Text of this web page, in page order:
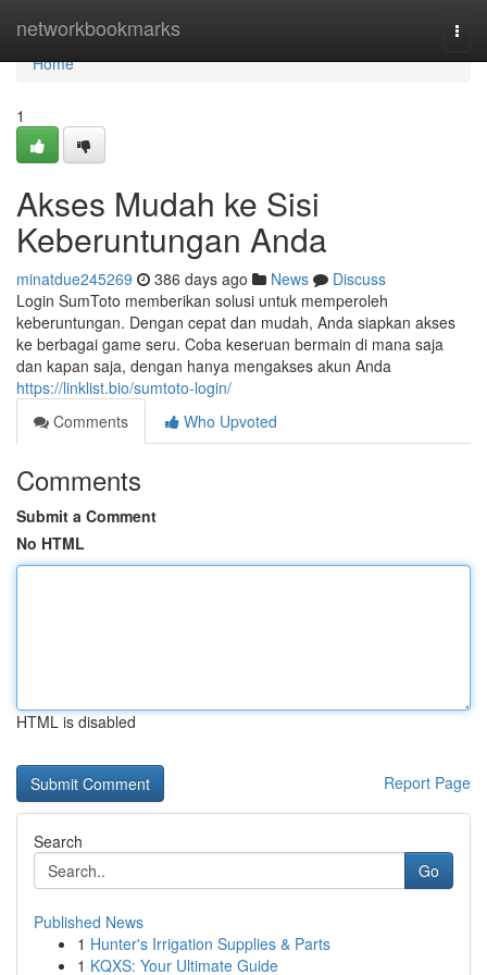
networkbookmarks
Home
Home
1
Akses Mudah ke Sisi
Keberuntungan Anda
minatdue245269 386 days ago News
Discuss
Login SumToto memberikan solusi untuk memperoleh
keberuntungan. Dengan cepat dan mudah, Anda siapkan akses
ke berbagai game seru. Coba keseruan bermain di mana saja
dan kapan saja, dengan hanya mengakses akun Anda
https://linklist.bio/sumtoto-login/
Comments
Who Upvoted
Comments
Submit a Comment
No HTML
HTML is disabled
Report Page
Search
Go
Published News
1 Hunter's Irrigation Supplies & Parts
1 KQXS: Your Ultimate Guide